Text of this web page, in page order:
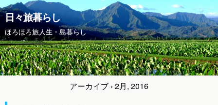
日々旅暮らし
ほろほろ旅人生・島暮らし
アーカイブ › 2月, 2016